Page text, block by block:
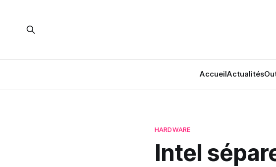
AccueilActualités
HARDWARE
Intel